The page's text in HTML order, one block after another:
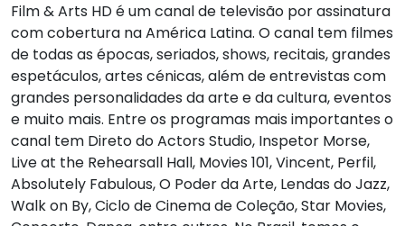
Film & Arts HD é um canal de televisão por assinatura
com cobertura na América Latina. O canal tem filmes
de todas as épocas, seriados, shows, recitais, grandes
espetáculos, artes cénicas, além de entrevistas com
grandes personalidades da arte e da cultura, eventos
e muito mais. Entre os programas mais importantes o
canal tem Direto do Actors Studio, Inspetor Morse,
Live at the Rehearsall Hall, Movies 101, Vincent, Perfil,
Absolutely Fabulous, O Poder da Arte, Lendas do Jazz,
Walk on By, Ciclo de Cinema de Coleção, Star Movies,